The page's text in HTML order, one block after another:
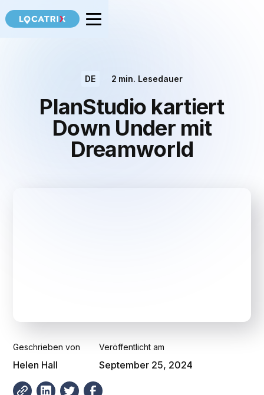
DE 2 min. Lesedauer
PlanStudio kartiert
Down Under mit
Dreamworld
Geschrieben von
Helen Hall
Veröffentlicht am
September 25, 2024